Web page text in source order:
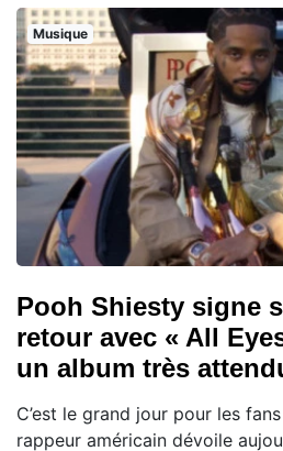
Musique
Pooh Shiesty signe
retour avec « All
un album très
C’est le grand jour pour les
rappeur américain dévoile